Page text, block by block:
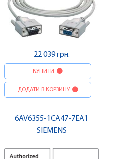
22 039 грн.
КУПИТИ
ДОДАТИ В КОРЗИНУ
6AV6355-1CA47-7EA1
SIEMENS